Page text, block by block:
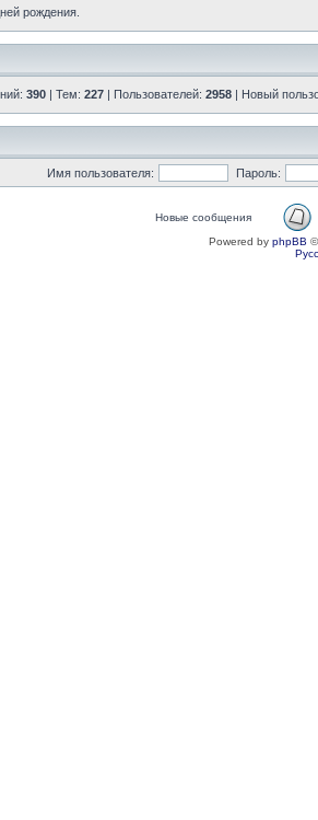
рождения.
390 | Тем: 227 | Пользователей: 2958 | Новый
Имя пользователя: Пароль:
Новые сообщения
Powered by phpBB